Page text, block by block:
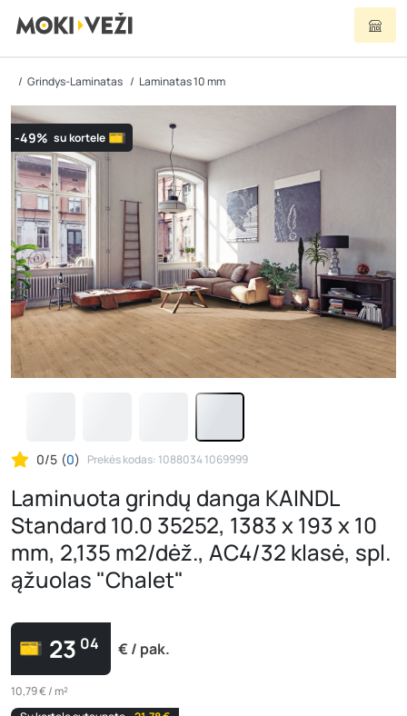
Grindys-Laminatas Laminatas 10 mm
-49% su kortele
0/5 (0) Prekės kodas: 1088034 1069999
Laminuota grindų danga KAINDL
Standard 10.0 35252, 1383 x 193 x 10
mm, 2,135 m2/dėž., AC4/32 klasė, spl.
ąžuolas "Chalet"
23 04 € / pak.
10,79 € / m²